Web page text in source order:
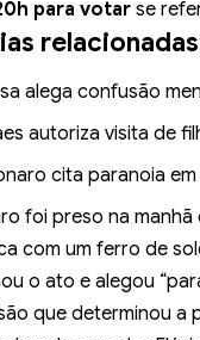
para votarse
alega confusão
autoriza visita de
cita paranoia
foi preso na manhã
com um ferro de
o ato e alegou
que determinou a